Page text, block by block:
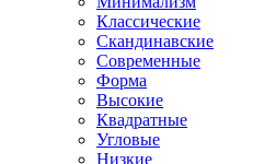
Классические
Скандинавские
Современные
Форма
Высокие
Квадратные
Угловые
Низкие